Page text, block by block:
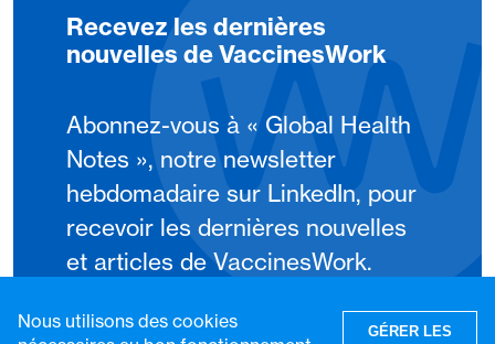
Recevez les dernières
nouvelles de VaccinesWork
Abonnez-vous à « Global Health
Notes », notre newsletter
hebdomadaire sur LinkedIn, pour
recevoir les dernières nouvelles
et articles de VaccinesWork.
S'abonner
Nous utilisons des cookies
GÉRER LES